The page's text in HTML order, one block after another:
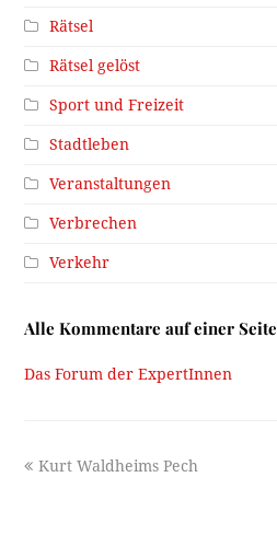
Rätsel
Rätsel gelöst
Sport und Freizeit
Stadtleben
Veranstaltungen
Verbrechen
Verkehr
Alle Kommentare auf einer Seite
Das Forum der ExpertInnen
previous
Kurt Waldheims Pech